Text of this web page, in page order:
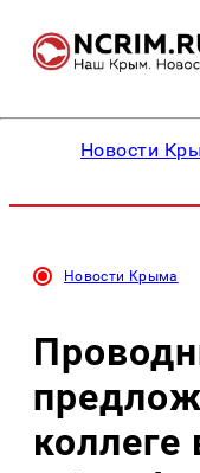
Новости
Новости Крыма
коллеге